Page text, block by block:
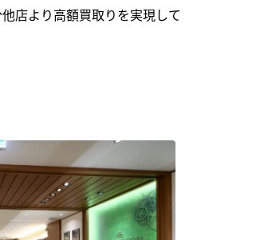
店より高額買取りを実現して